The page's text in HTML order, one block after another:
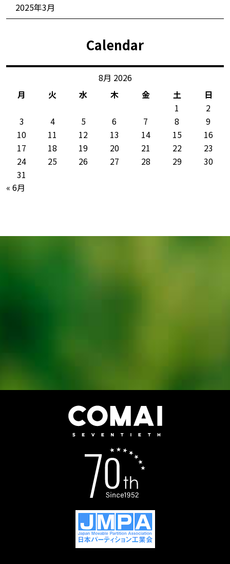
2025年3月
Calendar
8月 2026
月
火 水 木 金 土
日
1
2
3
4 5 6 7 8
9
10
11 12 13 14 15
16
17
18 19 20 21 22
23
24
25 26 27 28 29
30
31
« 6月